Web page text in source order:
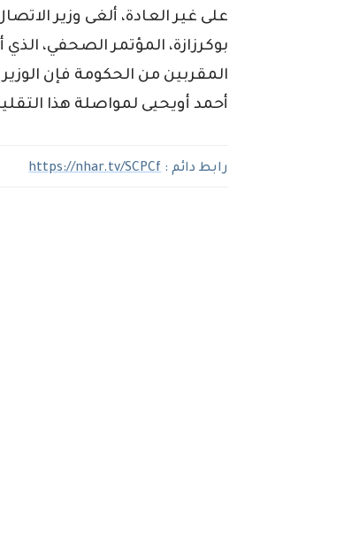
على غير العادة، ألغى وزير
بوكرزازة، المؤتمر الصحفي،
المقربين من الحكومة فإن
أحمد أويحيى لمواصلة هذا
رابط دائم :https://nhar.tv/SCPCf